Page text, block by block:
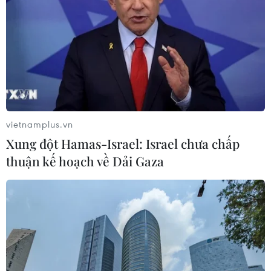
06/08/2026 03:46
Mưa lớn kéo dài gây thiệt hại khoảng
15 tỷ đồng tại Tuyên Quang
06/08/2026 03:03
Quảng Trị ưu tiên đầu tư hoàn thiện
hệ thống xử lý nước thải cụm công
Thành phố Hồ Chí Minh triển khai 8
dự án trạm trung chuyển rác công
vietnamplus.vn
Xung đột Hamas-Israel: Israel chưa chấp
thuận kế hoạch về Dải Gaza